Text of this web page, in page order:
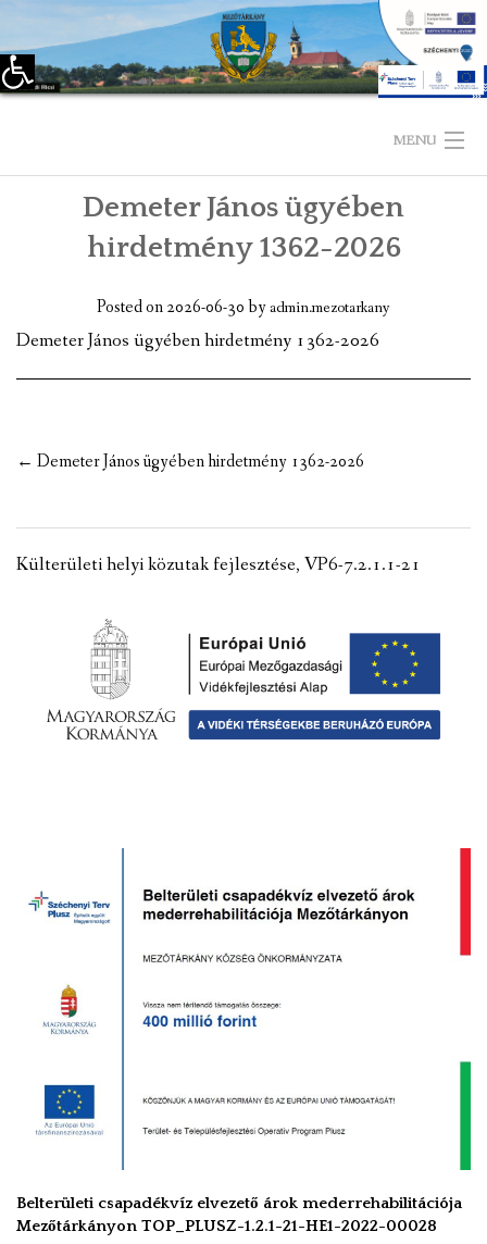
Eszköztár megnyitása
MENU
KEZDŐLAP
LÁTNIVALÓK
KÉPVISELŐ-TESTÜLET
NEMZETISÉGI ÖNKORMÁNYZAT
TÁRSULÁS
PÁLYÁZATOK
HIRDETMÉNYEK
Demeter János ügyében
hirdetmény 1362-2026
Posted on2026-06-30byadmin.mezotarkany
Demeter János ügyében hirdetmény 1362-2026
Post
← Demeter János ügyében hirdetmény 1362-2026
Külterületi helyi közutak fejlesztése, VP6-7.2.1.1-21
Belterületi csapadékvíz elvezető árok mederrehabilitációja
Mezőtárkányon TOP_PLUSZ-1.2.1-21-HE1-2022-00028